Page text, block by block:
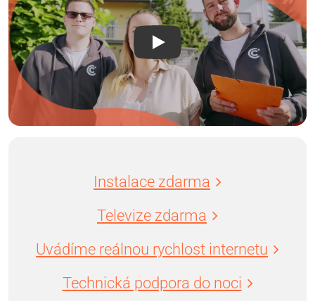
Instalace zdarma
Televize zdarma
Uvádíme reálnou rychlost internetu
Technická podpora do noci